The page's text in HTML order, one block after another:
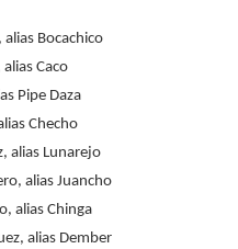
Bocachico
Caco
Pipe Daza
Checho
Lunarejo
alias Juancho
Chinga
alias Dember